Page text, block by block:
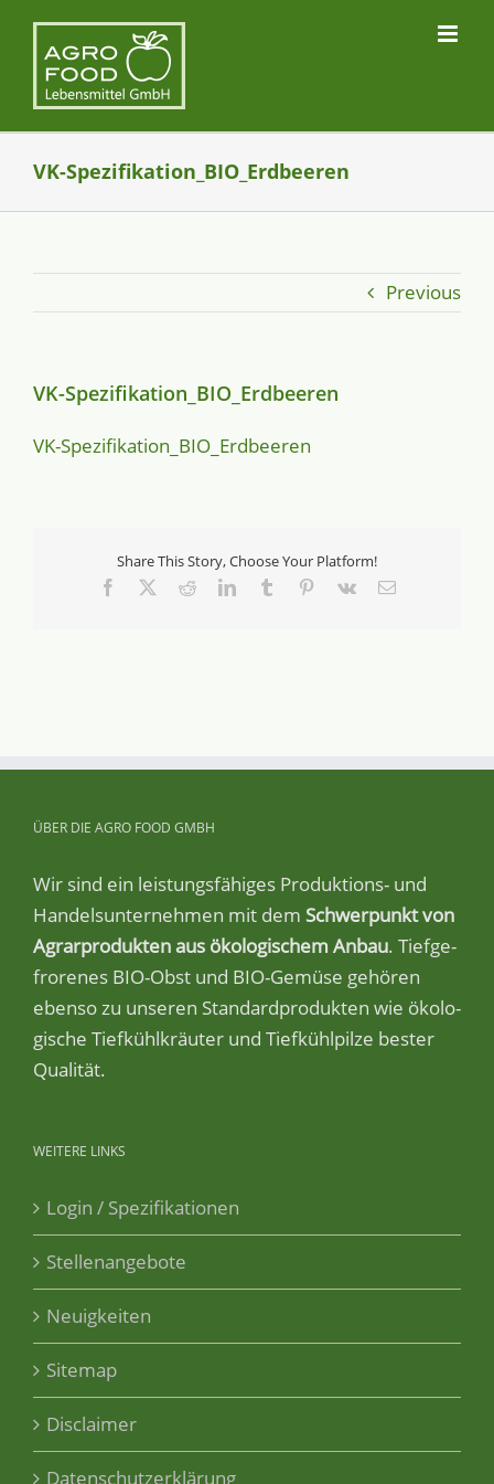
content
VK-Spezifikation_BIO_Erdbeeren
Previous
VK-Spezifikation_BIO_Erdbeeren
VK-Spe­zi­fi­ka­ti­on_­BIO­_­Erd­bee­ren
Share This Story, Choose Your Platform!
Facebook RedditLinkedInTumblr Pinterest
Vk Email
ÜBER DIE AGRO FOOD GMBH
Wir sind ein leis­tungs­fä­hi­ges Pro­duk­ti­ons- und
Han­dels­un­ter­neh­men mit dem Schwer­punkt von
Agrar­pro­duk­ten aus öko­lo­gi­schem Anbau. Tief­ge­
fro­re­nes BIO-Obst und BIO-Gemü­se gehö­ren
eben­so zu unse­ren Stan­dard­pro­duk­ten wie öko­lo­
gi­sche Tief­kühl­kräu­ter und Tief­kühl­pil­ze bes­ter
Qualität.
WEITERE LINKS
Login / Spezifikationen
Stellenangebote
Neuigkeiten
Sitemap
Disclaimer
Datenschutzerklärung